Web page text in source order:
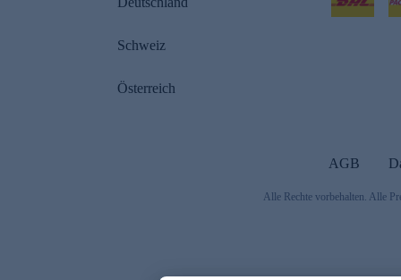
Schweiz
Österreich
AGB
Alle Rechte vorbehalten. Alle